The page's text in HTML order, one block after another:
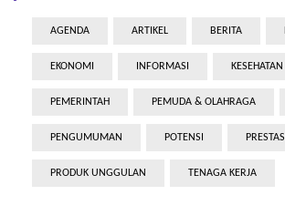
AGENDA ARTIKEL BERITA
EKONOMI INFORMASI KESEHATAN
PEMERINTAH PEMUDA & OLAHRAGA
PENGUMUMAN POTENSI PRESTASI
PRODUK UNGGULAN TENAGA KERJA